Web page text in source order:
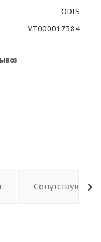
ODIS
УТ000017384